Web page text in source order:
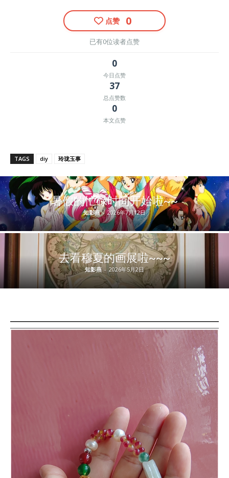
点赞 0
已有0位读者点赞
0
今日点赞
37
总点赞数
0
本文点赞
TAGS diy 玲珑玉事
暑假的忙碌时间开始啦~~
知影燕 - 2026年7月12日
去看穆夏的画展啦~~~
知影燕 - 2026年5月2日